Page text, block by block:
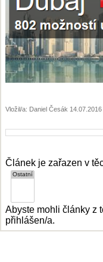
Vložil/a: Daniel Česák 14.07.2016
Článek je zařazen v
Abyste mohli články z
přihlášen/a.